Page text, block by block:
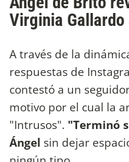
Virginia
A través de la
respuestas de
contestó a un
motivo por el cual la
"Intrusos". "Terminó
Ángel sin dejar